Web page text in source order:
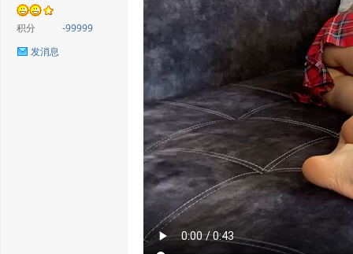
积分
-99999
发消息